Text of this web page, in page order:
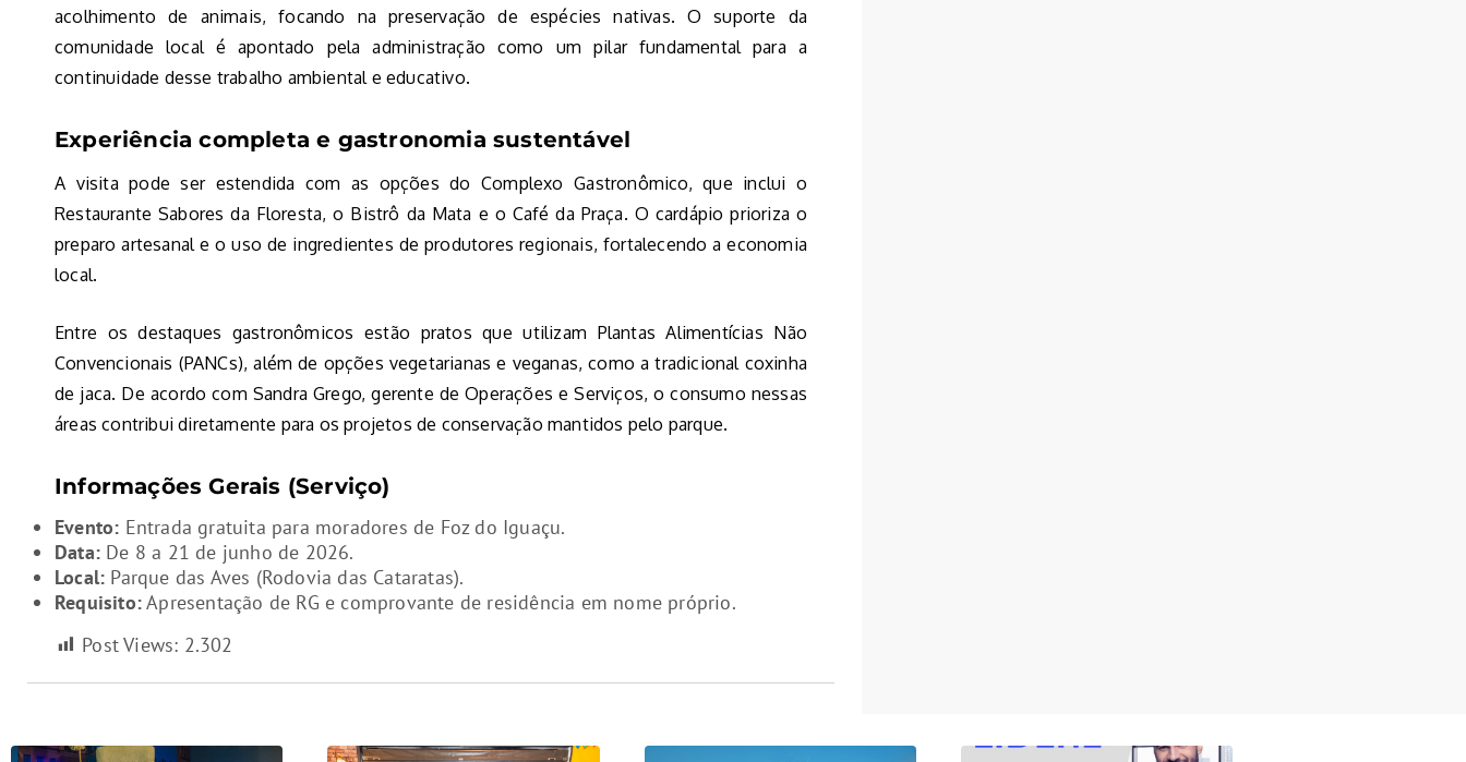
acolhimento de animais, focando na preservação de espécies nativas. O suporte da
comunidade local é apontado pela administração como um pilar fundamental para a
continuidade desse trabalho ambiental e educativo.
Experiência completa e gastronomia sustentável
A visita pode ser estendida com as opções do Complexo Gastronômico, que inclui o
Restaurante Sabores da Floresta, o Bistrô da Mata e o Café da Praça. O cardápio prioriza o
preparo artesanal e o uso de ingredientes de produtores regionais, fortalecendo a economia
local.
Entre os destaques gastronômicos estão pratos que utilizam Plantas Alimentícias Não
Convencionais (PANCs), além de opções vegetarianas e veganas, como a tradicional coxinha
de jaca. De acordo com Sandra Grego, gerente de Operações e Serviços, o consumo nessas
áreas contribui diretamente para os projetos de conservação mantidos pelo parque.
Informações Gerais (Serviço)
Evento: Entrada gratuita para moradores de Foz do Iguaçu.
Data: De 8 a 21 de junho de 2026.
Local: Parque das Aves (Rodovia das Cataratas).
Requisito:Apresentação de RG e comprovante de residência em nome próprio.
Post Views: 2.302